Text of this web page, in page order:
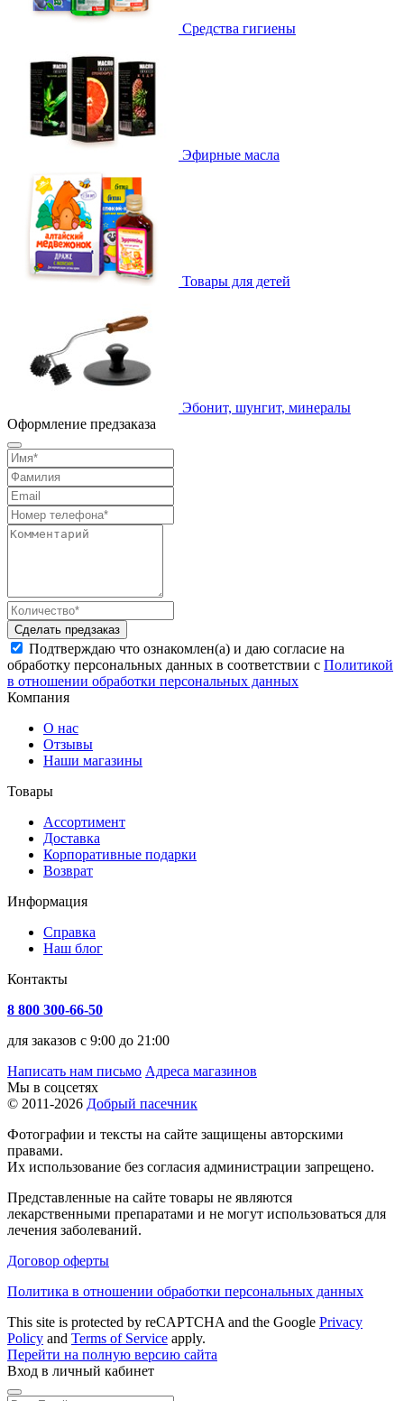
Средства гигиены
Эфирные масла
Товары для детей
Эбонит, шунгит, минералы
Оформление предзаказа
Сделать предзаказ
Подтверждаю что ознакомлен(а) и даю согласие на
обработку персональных данных в соответствии с Политикой
в отношении обработки персональных данных
Компания
О нас
Отзывы
Наши магазины
Товары
Ассортимент
Доставка
Корпоративные подарки
Возврат
Информация
Справка
Наш блог
Контакты
8 800 300-66-50
для заказов с 9:00 до 21:00
Написать нам письмо Адреса магазинов
Мы в соцсетях
© 2011-2026 Добрый пасечник
Фотографии и тексты на сайте защищены авторскими
правами.
Их использование без согласия администрации запрещено.
Представленные на сайте товары не являются
лекарственными препаратами и не могут использоваться для
лечения заболеваний.
Договор оферты
Политика в отношении обработки персональных данных
This site is protected by reCAPTCHA and the Google Privacy
Policy and Terms of Service apply.
Перейти на полную версию сайта
Вход в личный кабинет